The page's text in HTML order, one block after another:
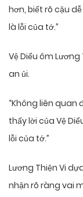
hơn, biết rõ cậu
là lỗi của tớ.”
Vệ Diểu ôm
an ủi.
“Không liên quan
thấy lời của Vệ
lỗi của tớ.”
Lương Thiện Vi
nhận rõ ràng vai